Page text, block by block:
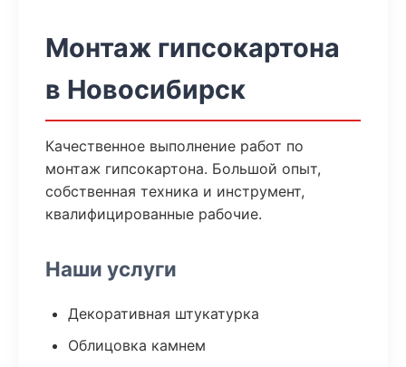
Монтаж гипсокартона
в Новосибирск
Качественное выполнение работ по
монтаж гипсокартона. Большой опыт,
собственная техника и инструмент,
квалифицированные рабочие.
Наши услуги
Декоративная штукатурка
Облицовка камнем